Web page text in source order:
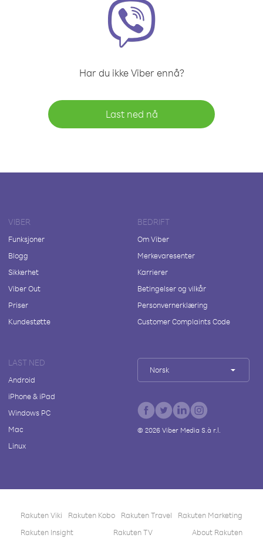
Har du ikke Viber ennå?
Last ned nå
VIBER
Funksjoner
Blogg
Sikkerhet
Viber Out
Priser
Kundestøtte
BEDRIFT
Om Viber
Merkevaresenter
Karrierer
Betingelser og vilkår
Personvernerklæring
Customer Complaints Code
LAST NED
Android
iPhone & iPad
Windows PC
Mac
Linux
Norsk
© 2026Viber Media S.à r.l.
Rakuten Viki Rakuten Kobo Rakuten Travel
Rakuten Marketing
Rakuten Insight
Rakuten TV About Rakuten